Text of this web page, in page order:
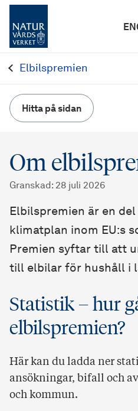
Elbilspremien
Hitta på sidan
Om
Granskad : 28 juli 2026
Elbilspremien är en
klimatplan inom EU:s
Premien syftar till att
till elbilar för hushåll i
Statistik – hur
elbilspremien?
Här kan du ladda ner
ansökningar, bifall och
och kommun.